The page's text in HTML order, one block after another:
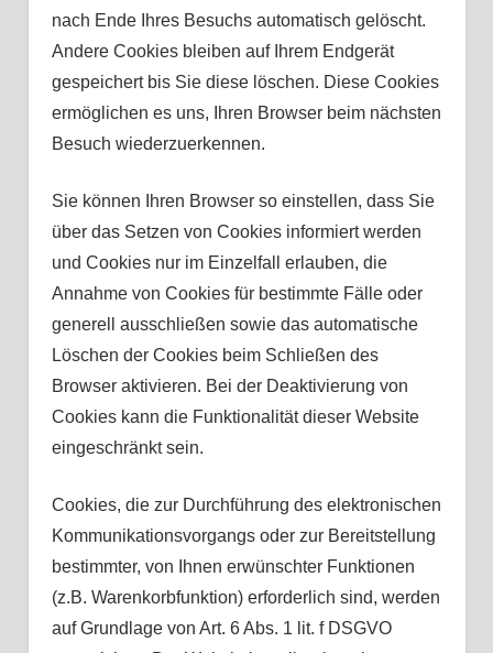
nach Ende Ihres Besuchs automatisch gelöscht.
Andere Cookies bleiben auf Ihrem Endgerät
gespeichert bis Sie diese löschen. Diese Cookies
ermöglichen es uns, Ihren Browser beim nächsten
Besuch wiederzuerkennen.
Sie können Ihren Browser so einstellen, dass Sie
über das Setzen von Cookies informiert werden
und Cookies nur im Einzelfall erlauben, die
Annahme von Cookies für bestimmte Fälle oder
generell ausschließen sowie das automatische
Löschen der Cookies beim Schließen des
Browser aktivieren. Bei der Deaktivierung von
Cookies kann die Funktionalität dieser Website
eingeschränkt sein.
Cookies, die zur Durchführung des elektronischen
Kommunikationsvorgangs oder zur Bereitstellung
bestimmter, von Ihnen erwünschter Funktionen
(z.B. Warenkorbfunktion) erforderlich sind, werden
auf Grundlage von Art. 6 Abs. 1 lit. f DSGVO